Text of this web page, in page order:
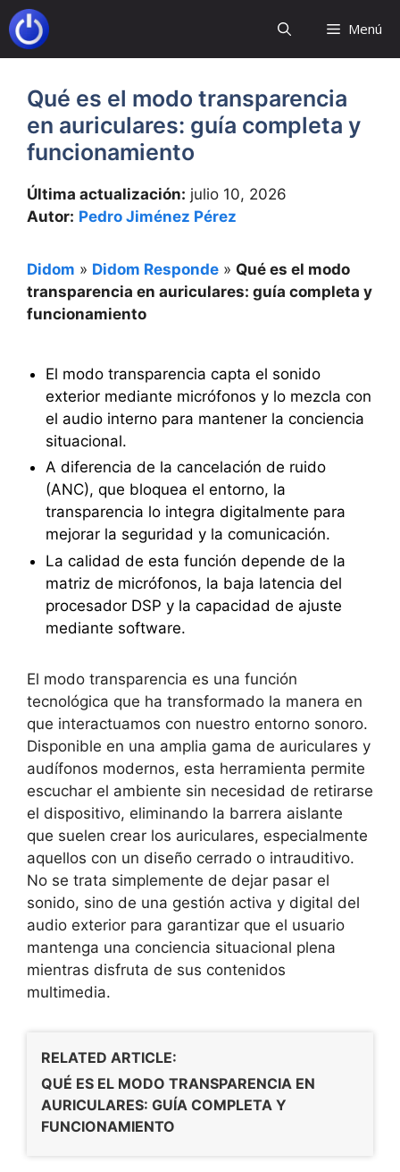
Saltar
al
contenido
Menú
Qué es el modo transparencia
en auriculares: guía completa y
funcionamiento
Última actualización: julio 10, 2026
Autor: Pedro Jiménez Pérez
Didom » Didom Responde » Qué es el modo
transparencia en auriculares: guía completa y
funcionamiento
El modo transparencia capta el sonido
exterior mediante micrófonos y lo mezcla con
el audio interno para mantener la conciencia
situacional.
A diferencia de la cancelación de ruido
(ANC), que bloquea el entorno, la
transparencia lo integra digitalmente para
mejorar la seguridad y la comunicación.
La calidad de esta función depende de la
matriz de micrófonos, la baja latencia del
procesador DSP y la capacidad de ajuste
mediante software.
El modo transparencia es una función
tecnológica que ha transformado la manera en
que interactuamos con nuestro entorno sonoro.
Disponible en una amplia gama de auriculares y
audífonos modernos, esta herramienta permite
escuchar el ambiente sin necesidad de retirarse
el dispositivo, eliminando la barrera aislante
que suelen crear los auriculares, especialmente
aquellos con un diseño cerrado o intrauditivo.
No se trata simplemente de dejar pasar el
sonido, sino de una gestión activa y digital del
audio exterior para garantizar que el usuario
mantenga una conciencia situacional plena
mientras disfruta de sus contenidos
multimedia.
RELATED ARTICLE:
QUÉ ES EL MODO TRANSPARENCIA EN
AURICULARES: GUÍA COMPLETA Y
FUNCIONAMIENTO